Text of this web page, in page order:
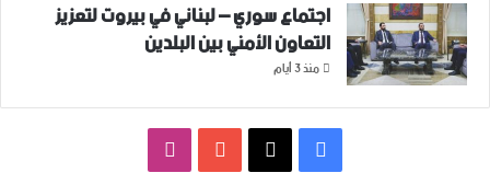
اجتماع سوري – لبناني في بيروت لتعزيز
التعاون ‏الأمني ‏بين البلدين
منذ 3 أيام
فيسبوك ‫YouTube